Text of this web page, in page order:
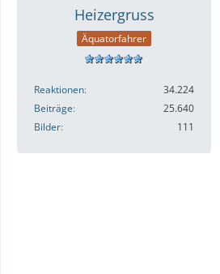
Heizergruss
Äquatorfahrer
Reaktionen
34.224
Beiträge
25.640
Bilder
111